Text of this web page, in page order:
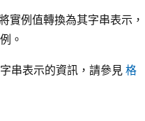
實例值轉換為其字串表示，
。
串表示的資訊，請參見格